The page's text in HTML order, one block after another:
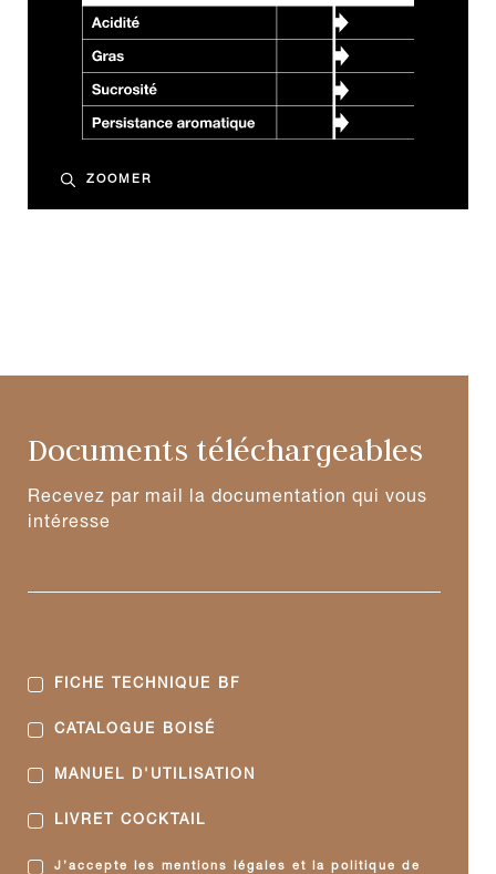
ZOOMER
Documents téléchargeables
Recevez par mail la documentation qui vous
intéresse
FICHE TECHNIQUE BF
CATALOGUE BOISÉ
MANUEL D'UTILISATION
LIVRET COCKTAIL
J’accepte les mentions légales et la politique de